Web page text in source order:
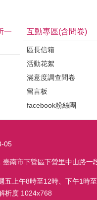
一
互動專區(含問卷)
區長信箱
活動花絮
滿意度調查問卷
留言板
facebook粉絲團
05
臺南市下營區下營里中山路
五上午8時至12時、下午1時
析度 1024x768